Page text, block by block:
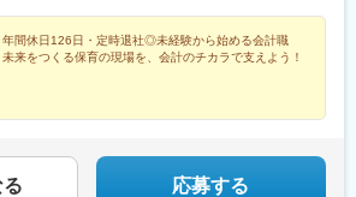
策：屋内禁煙
年間休日126日・定時退社◎未経験から始める会計職
未来をつくる保育の現場を、会計のチカラで支えよう！
応募する